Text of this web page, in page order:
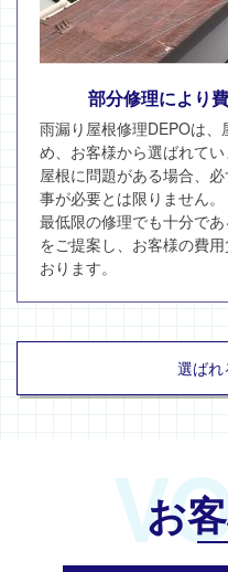
部分修理により
雨漏り屋根修理DEPOは
め、お客様から選ばれてい
屋根に問題がある場合、
事が必要とは限りません。
最低限の修理でも十分で
をご提案し、お客様の費
おります。
選ばれ
お